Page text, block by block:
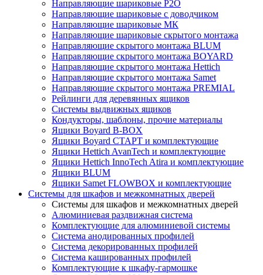
Направляющие шариковые P2O
Направляющие шариковые с доводчиком
Направляющие шариковые МК
Направляющие шариковые скрытого монтажа
Направляющие скрытого монтажа BLUM
Направляющие скрытого монтажа BOYARD
Направляющие скрытого монтажа Hettich
Направляющие скрытого монтажа Samet
Направляющие скрытого монтажа PREMIAL
Рейлинги для деревянных ящиков
Системы выдвижных ящиков
Кондукторы, шаблоны, прочие материалы
Ящики Boyard B-BOX
Ящики Boyard СТАРТ и комплектующие
Ящики Hettich AvanTech и комплектующие
Ящики Hettich InnoTech Atira и комплектующие
Ящики BLUM
Ящики Samet FLOWBOX и комплектующие
Системы для шкафов и межкомнатных дверей
Системы для шкафов и межкомнатных дверей
Алюминиевая раздвижная система
Комплектующие для алюминиевой системы
Система анодированных профилей
Система декорированных профилей
Система кашированных профилей
Комплектующие к шкафу-гармошке